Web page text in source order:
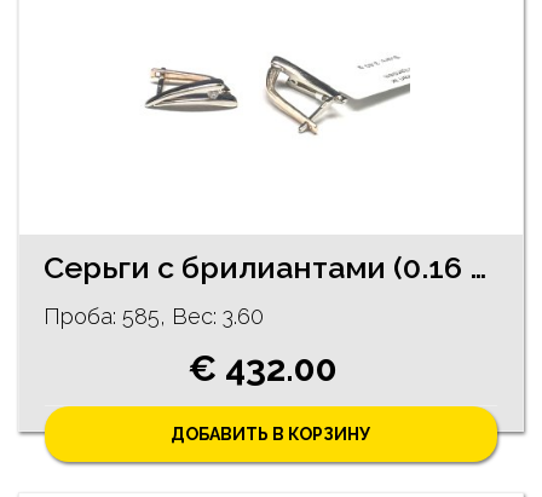
Серьги с брилиантами (0.16 ct) 950-5063 Rezervēts līdz 11.08.2026
Проба: 585, Bес: 3.60
€ 432.00
ДОБАВИТЬ В КОРЗИНУ